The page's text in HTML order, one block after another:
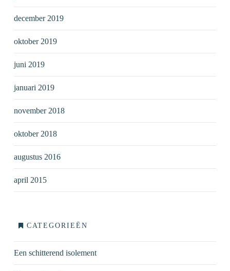
december 2019
oktober 2019
juni 2019
januari 2019
november 2018
oktober 2018
augustus 2016
april 2015
CATEGORIEËN
Een schitterend isolement